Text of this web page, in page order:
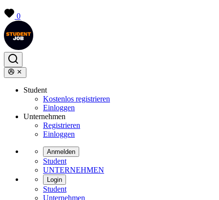
0
Student
Kostenlos registrieren
Einloggen
Unternehmen
Registrieren
Einloggen
Anmelden
Student
UNTERNEHMEN
Login
Student
Unternehmen